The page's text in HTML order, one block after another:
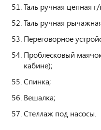
Таль ручная цепная
Таль ручная
Переговорное
Проблесковый
кабине);
Спинка;
Вешалка;
Стеллаж под насосы.